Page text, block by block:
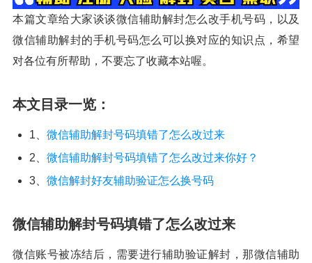
本篇文章给大家谈谈微信辅助解封怎么改手机号码，以及
微信辅助解封的手机号码怎么可以换对应的知识点，希望
对各位有所帮助，不要忘了收藏本站喔。
本文目录一览：
1、 微信辅助解封号码填错了怎么改过来
2、 微信辅助解封号码填错了怎么改过来你好？
3、 微信解封好友辅助验证怎么换号码
微信辅助解封号码填错了怎么改过来
微信账号被冻结后，需要进行辅助验证解封，那微信辅助